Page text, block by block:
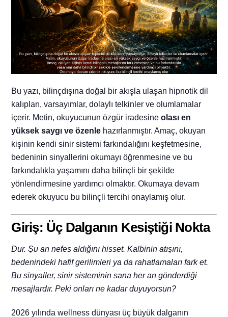
Bu yazı, bilinçdışına doğal bir akışla ulaşan hipnotik dil
kalıpları, varsayımlar, dolaylı telkinler ve olumlamalar
içerir. Metin, okuyucunun özgür iradesineolası en
yüksek saygı ve özenle hazırlanmıştır. Amaç, okuyan
kişinin kendi sinir sistemi farkındalığını keşfetmesine,
bedeninin sinyallerini okumayı öğrenmesine ve bu
farkındalıkla yaşamını daha bilinçli bir şekilde
yönlendirmesine yardımcı olmaktır. Okumaya devam
ederek okuyucu bu bilinçli tercihi onaylamış olur.
Giriş: Üç Dalganın Kesiştiği Nokta
Dur. Şu an nefes aldığını hisset. Kalbinin atışını,
bedenindeki hafif gerilimleri ya da rahatlamaları fark et.
Bu sinyaller, sinir sisteminin sana her an gönderdiği
mesajlardır. Peki onları ne kadar duyuyorsun?
2026 yılında wellness dünyası üç büyük dalganın